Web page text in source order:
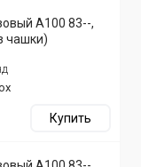
A100 83--,
чашки)
Купить